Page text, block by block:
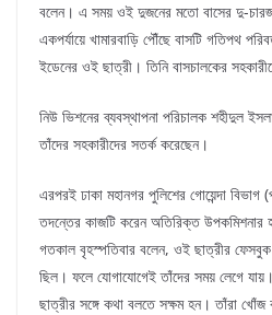
বলেন। এ সময় ওই দুজনের মতো বাসের দু-
একপর্যায়ে খামারবাড়ি পৌঁছে বাসটি গতিপথ
ইডেনের ওই ছাত্রী। তিনি বাসচালকের
নিউ ভিশনের ব্যবস্থাপনা পরিচালক শহীদুল
তাঁদের সহকারীদের সতর্ক করেছেন।
এরপরই ঢাকা মহানগর পুলিশের গোয়েন্দা
তদন্তের কাজটি করেন অতিরিক্ত উপকমিশনার
গতকাল বৃহস্পতিবার বলেন, ওই ছাত্রীর ফেসবুক
ছিল। ফলে যোগাযোগেই তাঁদের সময় লেগে
ছাত্রীর সঙ্গে কথা বলতে সক্ষম হন। তাঁরা